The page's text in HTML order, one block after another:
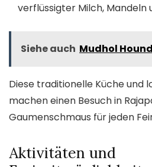
verflüssigter Milch, Mandeln
Siehe auch Mudhol Hound
Diese traditionelle Küche und
machen einen Besuch in
Gaumenschmaus für jeden
Aktivitäten und